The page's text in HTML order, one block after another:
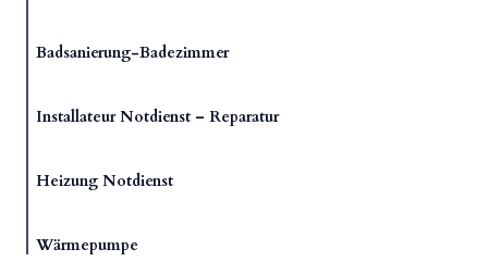
Badsanierung-Badezimmer
Installateur Notdienst – Reparatur
Heizung Notdienst
Wärmepumpe